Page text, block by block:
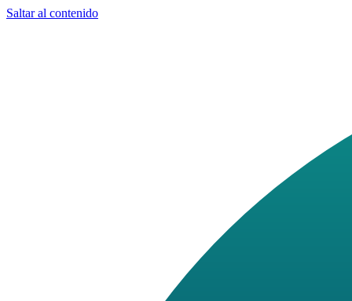
Saltar al contenido